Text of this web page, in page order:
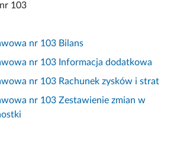
103
nr 103 Bilans
nr 103 Informacja dodatkowa
nr 103 Rachunek zysków i strat
nr 103 Zestawienie zmian w